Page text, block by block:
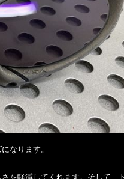
なります。
を軽減してくれます。そして、